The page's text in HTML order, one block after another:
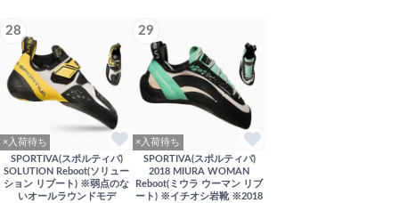
28
×入荷待ち
SPORTIVA(スポルティバ)
SOLUTION Reboot(ソリュー
ション リブート) ※弱点のな
いオールラウンドモデ
29
×入荷待ち
SPORTIVA(スポルティバ)
2018 MIURA WOMAN
Reboot(ミウラ ウーマン リブ
ート) ※イチオシ岩靴 ※2018